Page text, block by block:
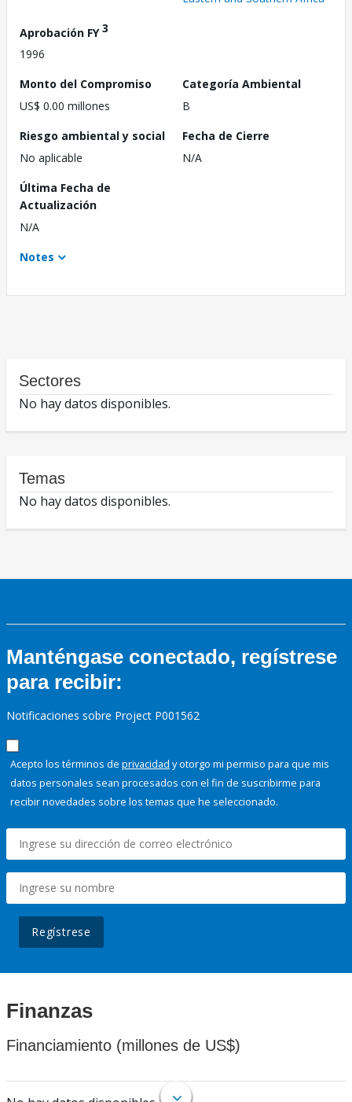
Aprobación FY3
1996
Monto del Compromiso
US$ 0.00 millones
Categoría Ambiental
B
Riesgo ambiental y social
No aplicable
Fecha de Cierre
N/A
Última Fecha de
Actualización
N/A
Notes
Sectores
No hay datos disponibles.
Temas
No hay datos disponibles.
Manténgase conectado, regístrese
para recibir:
Notificaciones sobre Project P001562
Acepto los términos de privacidad y otorgo mi permiso para que mis
datos personales sean procesados con el fin de suscribirme para
recibir novedades sobre los temas que he seleccionado.
Regístrese
Finanzas
Financiamiento (millones de US$)